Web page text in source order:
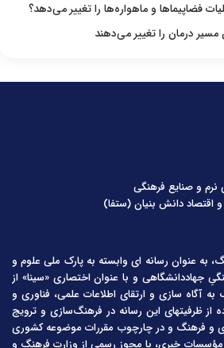
فضاپیماها و ماهواره‌ها را تغییر می‌دهد؟
درمان را تغییر می‌دهند
نرم و صنایع فرهنگی
اقتصاد دانش بنیان (ستفا)
به عنوان رسانه ای وابسته به پارک ملی علوم و
جهاددانشگاهی و با عنوان اختصاری «سینا» از
منظور کمک به آگاه سازی و ارتقای اطلاعات علمی، فناوری و
از ظرفیتهای این رسانه در فرهنگ‌سازی و ترویج
و فرهنگ و در چارچوب مقررات موضوعه کشوری
مؤسسات خبری، با مجوز رسمی از وزارت فرهنگ و